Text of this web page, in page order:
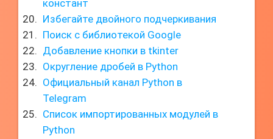
констант
Избегайте двойного подчеркивания
Поиск с библиотекой Google
Добавление кнопки в tkinter
Округление дробей в Python
Официальный канал Python в
Telegram
Список импортированных модулей в
Python